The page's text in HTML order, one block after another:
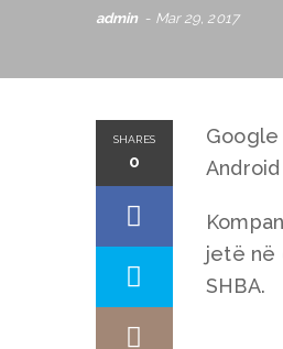
admin Mar 29, 2017
SHARES
0
jetë në
SHBA.